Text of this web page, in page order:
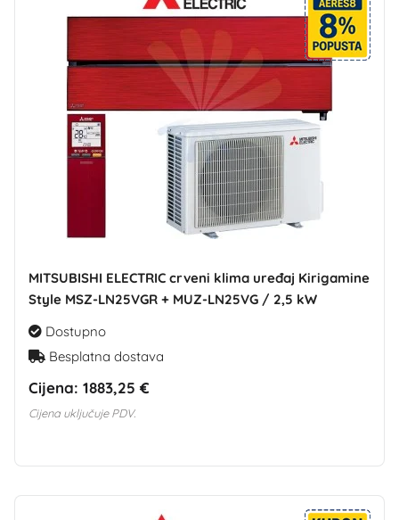
MITSUBISHI ELECTRIC crveni klima uređaj Kirigamine
Style MSZ-LN25VGR + MUZ-LN25VG / 2,5 kW
Dostupno
Besplatna dostava
Cijena: 1883,25 €
Cijena uključuje PDV.